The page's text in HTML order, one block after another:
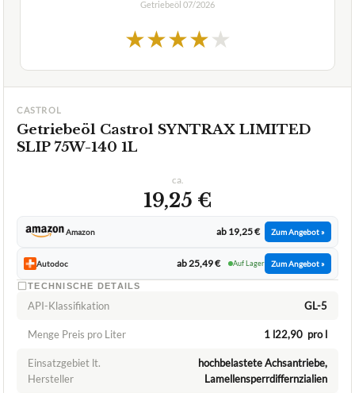
Getriebeöl 07/2026
★★★★★
CASTROL
Getriebeöl Castrol SYNTRAX LIMITED
SLIP 75W-140 1L
ca.
19,25 €
Amazon ab 19,25 € Zum Angebot »
Autodoc ab 25,49 € Auf Lager Zum Angebot »
TECHNISCHE DETAILS
API-Klassifikation GL-5
Menge Preis pro Liter 1 l22,90  pro l
Einsatzgebiet lt.
Hersteller
hochbelastete Achsantriebe,
Lamellensperrdiffernzialien